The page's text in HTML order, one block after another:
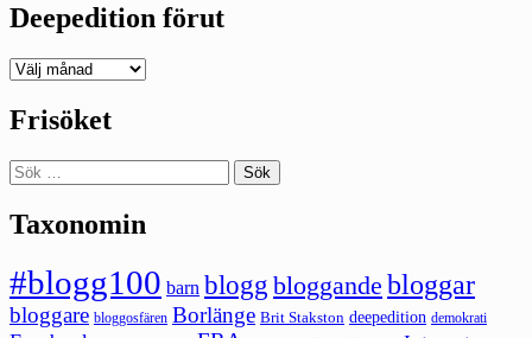
Deepedition förut
Deepedition
Frisöket
Sök
efter:
Taxonomin
#blogg100 barn blogg bloggande bloggar
bloggare bloggosfären Borlänge Brit Stakston deepedition demokrati